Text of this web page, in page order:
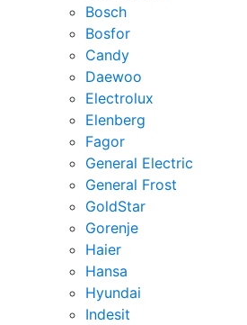
Bosch
Bosfor
Candy
Daewoo
Electrolux
Elenberg
Fagor
General Electric
General Frost
GoldStar
Gorenje
Haier
Hansa
Hyundai
Indesit